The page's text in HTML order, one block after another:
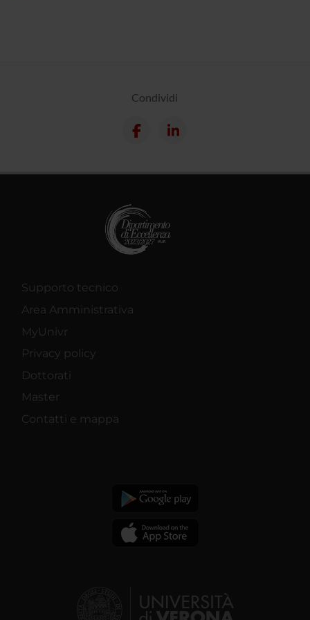
Condividi
Supporto tecnico
Area Amministrativa
MyUnivr
Privacy policy
Dottorati
Master
Contatti e mappa